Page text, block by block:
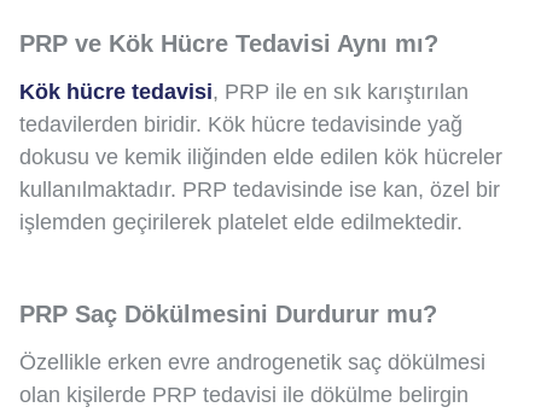
PRP ve Kök Hücre Tedavisi Aynı mı?
Kök hücre tedavisi, PRP ile en sık karıştırılan
tedavilerden biridir. Kök hücre tedavisinde yağ
dokusu ve kemik iliğinden elde edilen kök hücreler
kullanılmaktadır. PRP tedavisinde ise kan, özel bir
işlemden geçirilerek platelet elde edilmektedir.
PRP Saç Dökülmesini Durdurur mu?
Özellikle erken evre androgenetik saç dökülmesi
olan kişilerde PRP tedavisi ile dökülme belirgin